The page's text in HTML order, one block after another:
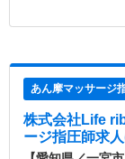
あん摩マッサージ
株式会社Life
ージ指圧師求